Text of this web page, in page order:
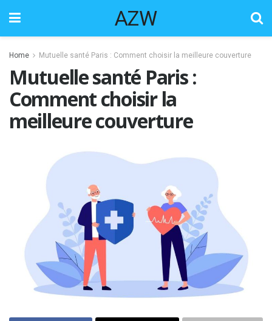
AZW
Home Mutuelle santé Paris : Comment choisir la meilleure couverture
Mutuelle santé Paris :
Comment choisir la
meilleure couverture